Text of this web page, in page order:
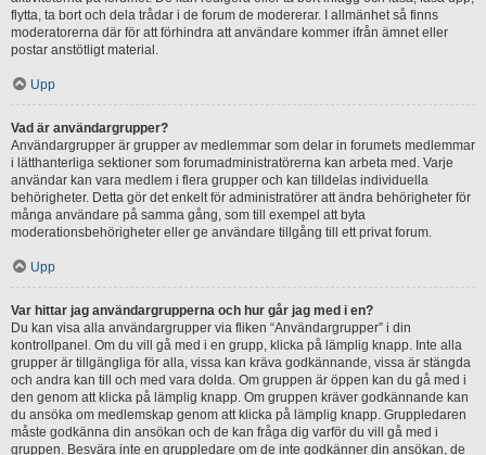
flytta, ta bort och dela trådar i de forum de modererar. I allmänhet så finns
moderatorerna där för att förhindra att användare kommer ifrån ämnet eller
postar anstötligt material.
Upp
Vad är användargrupper?
Användargrupper är grupper av medlemmar som delar in forumets medlemmar
i lätthanterliga sektioner som forumadministratörerna kan arbeta med. Varje
användar kan vara medlem i flera grupper och kan tilldelas individuella
behörigheter. Detta gör det enkelt för administratörer att ändra behörigheter för
många användare på samma gång, som till exempel att byta
moderationsbehörigheter eller ge användare tillgång till ett privat forum.
Upp
Var hittar jag användargrupperna och hur går jag med i en?
Du kan visa alla användargrupper via fliken “Användargrupper” i din
kontrollpanel. Om du vill gå med i en grupp, klicka på lämplig knapp. Inte alla
grupper är tillgängliga för alla, vissa kan kräva godkännande, vissa är stängda
och andra kan till och med vara dolda. Om gruppen är öppen kan du gå med i
den genom att klicka på lämplig knapp. Om gruppen kräver godkännande kan
du ansöka om medlemskap genom att klicka på lämplig knapp. Gruppledaren
måste godkänna din ansökan och de kan fråga dig varför du vill gå med i
gruppen. Besvära inte en gruppledare om de inte godkänner din ansökan, de